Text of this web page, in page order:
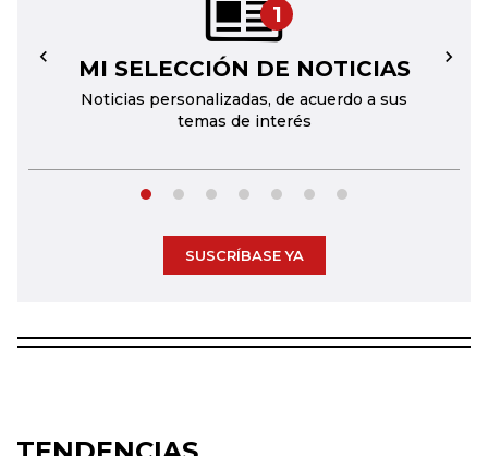
1
MI SELECCIÓN DE NOTICIAS
Noticias personalizadas, de acuerdo a sus
temas de interés
← →
SUSCRÍBASE YA